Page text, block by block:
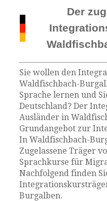
Der
Sie wollen den
Waldfischbach-
Sprache lernen und
Deutschland? Der
Ausländer in
Grundangebot zur
In Waldfischbach-
Zugelassene Träger
Sprachkurse für
Nachfolgend finden
Burgalben.